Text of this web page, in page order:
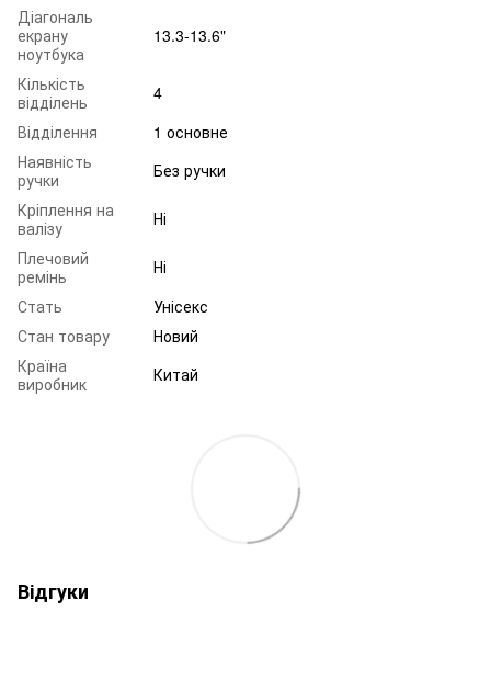
Діагональ
екрану
ноутбука
13.3-13.6"
Кількість
відділень
4
Відділення
1 основне
Наявність
ручки
Без ручки
Кріплення на
валізу
Ні
Плечовий
ремінь
Ні
Стать
Унісекс
Стан товару
Новий
Країна
виробник
Китай
Відгуки